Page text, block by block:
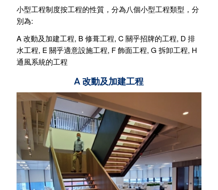
小型工程制度按工程的性質，分為八個小型工程類型，分
別為:
A 改動及加建工程, B 修葺工程, C 關乎招牌的工程, D 排
水工程, E 關乎適意設施工程, F 飾面工程, G 拆卸工程, H
通風系統的工程
A 改動及加建工程